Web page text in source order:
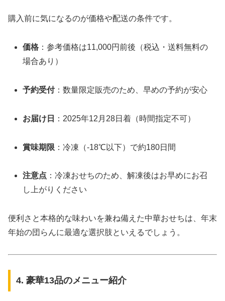
購入前に気になるのが価格や配送の条件です。
価格 ：参考価格は11,000円前後（税込・送料無料の
場合あり）
予約受付：数量限定販売のため、早めの予約が安心
お届け日 ：2025年12月28日着（時間指定不可）
賞味期限 ：冷凍（-18℃以下）で約180日間
注意点 ：冷凍おせちのため、解凍後はお早めにお召
し上がりください
便利さと本格的な味わいを兼ね備えた中華おせちは、年末
年始の団らんに最適な選択肢といえるでしょう。
4. 豪華13品のメニュー紹介